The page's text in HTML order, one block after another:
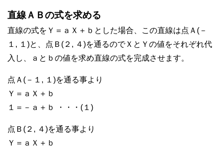
直線ＡＢの式を求める
直線の式をＹ＝ａＸ＋ｂとした場合、この直線は点Ａ(－
１, １)と、点Ｂ(２, ４)を通るのでＸとＹの値をそれぞれ代
入し、ａとｂの値を求め直線の式を完成させます。
点Ａ(－１, １)を通る事より
Ｙ＝ａＸ＋ｂ
１＝－ａ＋ｂ ・・・(１)
点Ｂ(２, ４)を通る事より
Ｙ＝ａＸ＋ｂ